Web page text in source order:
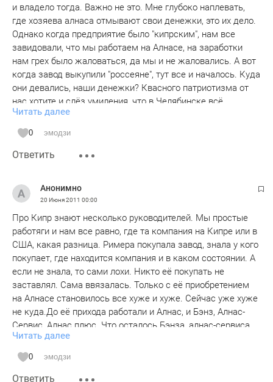
и владело тогда. Важно не это. Мне глубоко наплевать,
где хозяева алнаса отмывают свои денежки, это их дело.
Однако когда предприятие было "кипрским", нам все
завидовали, что мы работаем на Алнасе, на заработки
нам грех было жаловаться, да мы и не жаловались. А вот
когда завод выкупили "россеяне", тут все и началось. Куда
они девались, наши денежки? Квасного патриотизма от
нас хотите и слёз умиления, что в Челябинске всё
прекрасно? От нас точно не дождетесь. А профсоюз
единственный, кто не молчит и не боится. С профсоюзом
мы уж как-нибудь сами разберемся, нужен он нам или
нет.
Читать далее
0 эмодзи
Ответить
Анонимно
20 Июня 2011 00:00
Про Кипр знают несколько руководителей. Мы простые
работяги и нам все равно, где та компания на Кипре или в
США, какая разница. Римера покупала завод, знала у кого
покупает, где находится компания и в каком состоянии. А
если не знала, то сами лохи. Никто её покупать не
заставлял. Сама ввязалась. Только с её приобретением
на Алнасе становилось все хуже и хуже. Сейчас уже хуже
не куда.До её прихода работали и Алнас, и Бэнз, Алнас-
Сервис, Алнас плюс. Что осталось.Бэнза, алнас-сервиса,
алнас плюса нет. Одни уши остались. До 2008 года
платили премии, 13 заработную плату, к нам относились
по человечески,руководители понимали, что делали.
Сергей Иванович, один управлялся с жильем, садиками,
Читать далее
0 эмодзи
Ответить